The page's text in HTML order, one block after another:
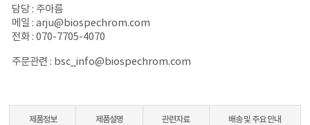
담당 : 주아름
메일 : arju@biospechrom.com
전화 : 070-7705-4070
주문관련 : bsc_info@biospechrom.com
제품정보 제품설명 관련자료 배송 및 주요 안내